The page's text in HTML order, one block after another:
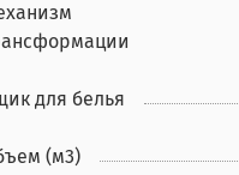
для белья
(м3)